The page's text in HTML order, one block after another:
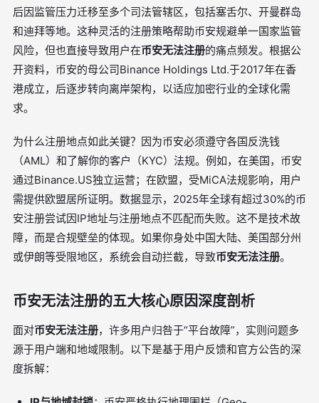
后因监管压力迁移至多个司法管辖区，包括塞舌尔、开曼群岛
和迪拜等地。这种灵活的注册策略帮助币安规避单一国家监管
风险，但也直接导致用户在币安无法注册的痛点频发。根据公
开资料，币安的母公司Binance Holdings Ltd.于2017年在香
港成立，后逐步转向离岸架构，以适应加密行业的全球化需
求。
为什么注册地点如此关键？因为币安必须遵守各国反洗钱
（AML）和了解你的客户（KYC）法规。例如，在美国，币安
通过Binance.US独立运营；在欧盟，受MiCA法规影响，用户
需提供欧盟居所证明。数据显示，2025年全球有超过30%的币
安注册尝试因IP地址与注册地点不匹配而失败。这不是技术故
障，而是合规壁垒的体现。如果你身处中国大陆、美国部分州
或伊朗等受限地区，系统会自动拦截，导致币安无法注册。
币安无法注册的五大核心原因深度剖析
面对币安无法注册，许多用户归咎于“平台故障”，实则问题多
源于用户端和地域限制。以下是基于用户反馈和官方公告的深
度拆解：